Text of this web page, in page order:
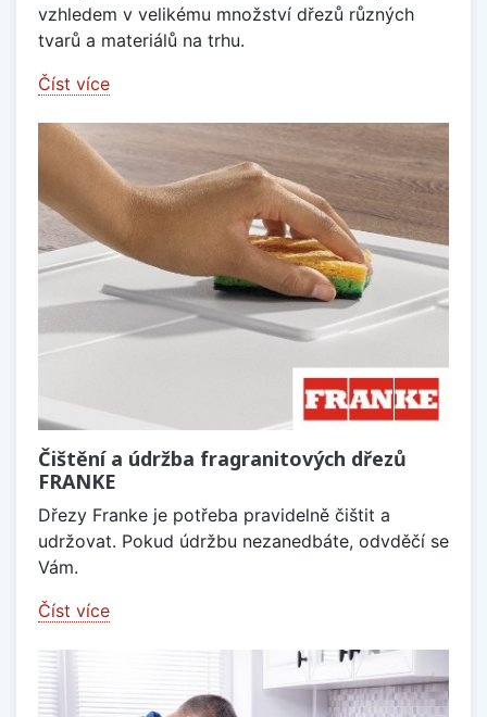
vzhledem v velikému množství dřezů různých
tvarů a materiálů na trhu.
Číst více
Čištění a údržba fragranitových dřezů
FRANKE
Dřezy Franke je potřeba pravidelně čištit a
udržovat. Pokud údržbu nezanedbáte, odvděčí se
Vám.
Číst více